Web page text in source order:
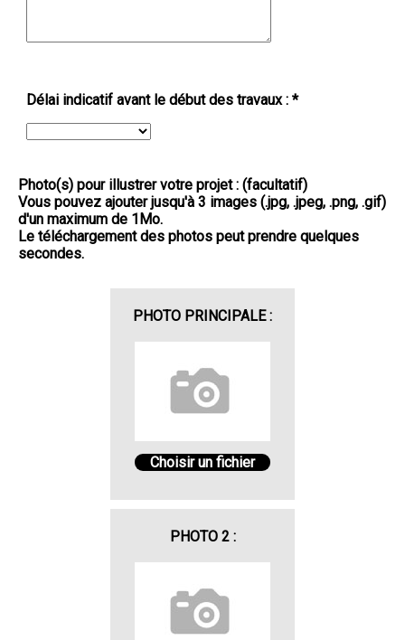
Délai indicatif avant le début des travaux : *
Photo(s) pour illustrer votre projet : (facultatif)
Vous pouvez ajouter jusqu'à 3 images (.jpg, .jpeg, .png, .gif)
d'un maximum de 1Mo.
Le téléchargement des photos peut prendre quelques
secondes.
PHOTO PRINCIPALE :
Choisir un fichier
PHOTO 2 :